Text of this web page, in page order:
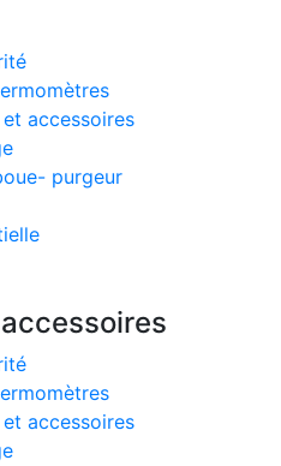
accessoires
purgeur
accessoires